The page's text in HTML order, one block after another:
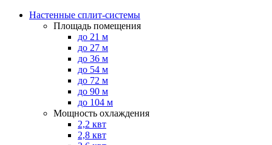
Настенные сплит-системы
Площадь помещения
до 21 м
до 27 м
до 36 м
до 54 м
до 72 м
до 90 м
до 104 м
Мощность охлаждения
2,2 квт
2,8 квт